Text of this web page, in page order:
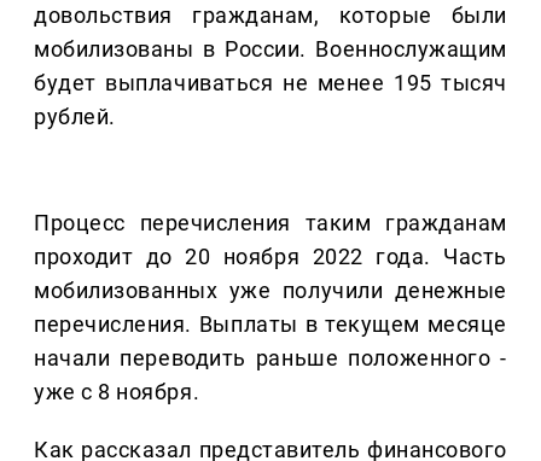
довольствия гражданам, которые были
мобилизованы в России. Военнослужащим
будет выплачиваться не менее 195 тысяч
рублей.
Процесс перечисления таким гражданам
проходит до 20 ноября 2022 года. Часть
мобилизованных уже получили денежные
перечисления. Выплаты в текущем месяце
начали переводить раньше положенного -
уже с 8 ноября.
Как рассказал представитель финансового